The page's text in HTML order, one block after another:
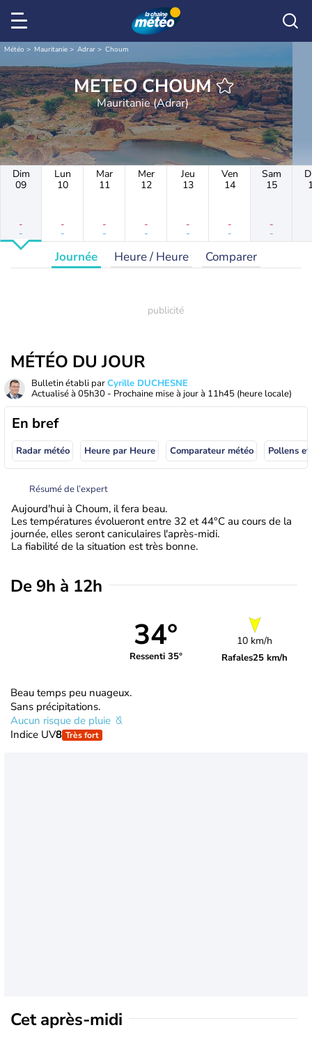
Météo Mauritanie Adrar Choum
METEO CHOUM
Mauritanie (Adrar)
Dim
09
-
-
Lun
10
-
-
Mar
11
-
-
Mer
12
-
-
Jeu
13
-
-
Ven
14
-
-
Sam
15
-
-
Journée Heure / Heure Comparer
MÉTÉO DU JOUR
Bulletin établi parCyrille DUCHESNE
Actualisé à 05h30 - Prochaine mise à jour à 11h45 (heure locale)
En bref
Radar météo Heure par Heure Comparateur météo Pollens
Résumé de l’expert
Aujourd'hui à Choum, il fera beau.
Les températures évolueront entre 32 et 44°C au cours de la
journée, elles seront caniculaires l'après-midi.
La fiabilité de la situation est très bonne.
De 9h à 12h
34°
Ressenti 35°
10 km/h
Rafales25 km/h
Beau temps peu nuageux.
Sans précipitations.
Aucun risque de pluie
Indice UV8 Très fort
Cet après-midi